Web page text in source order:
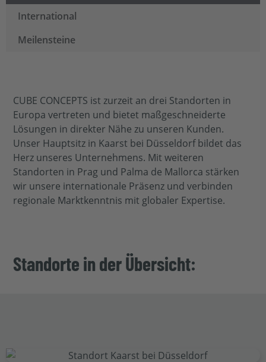
International
Meilensteine
CUBE CONCEPTS ist zurzeit an drei Standorten in
Europa vertreten und bietet maßgeschneiderte
Lösungen in direkter Nähe zu unseren Kunden.
Unser Hauptsitz in Kaarst bei Düsseldorf bildet das
Herz unseres Unternehmens. Mit weiteren
Standorten in Prag und Palma de Mallorca stärken
wir unsere internationale Präsenz und verbinden
regionale Marktkenntnis mit globaler Expertise.
Standorte in der Übersicht: